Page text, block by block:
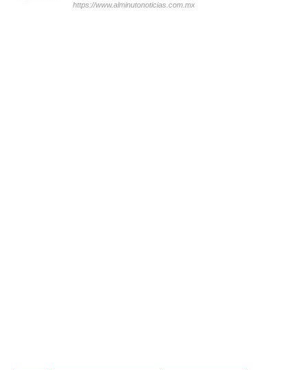
https://www.alminutonoticias.com.mx